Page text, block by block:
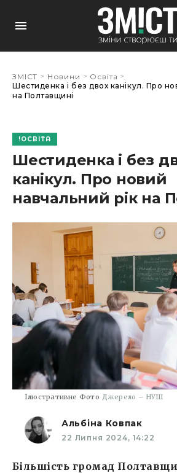
ЗМІСТ > Новини > Освіта >
Шестиденка і без двох канікул. Про
на Полтавщині
ОСВІТА
Шестиденка і без
канікул. Про новий
навчальний рік на
Ілюстративне Фото Джерело – НУШ
Альбіна Ковпак
22 Липня 2024, 14:22
Більшість громад